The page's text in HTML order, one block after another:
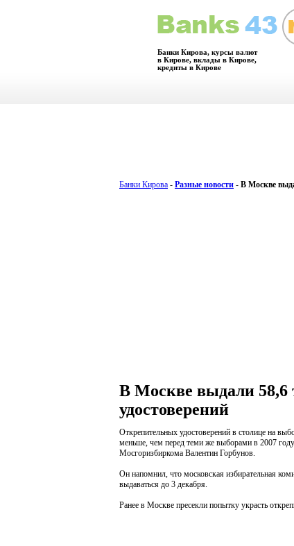
Банки Кирова, курсы валют
в Кирове, вклады в Кирове,
кредиты в Кирове
Банки Кирова - Разные новости - В Москве
В Москве выдали 58,6
удостоверений
Открепительных удостоверений в столице на
меньше, чем перед теми же выборами в 2007
Мосгоризбиркома Валентин Горбунов.
Он напомнил, что московская избирательная
выдаваться до 3 декабря.
Ранее в Москве пресекли попытку украсть